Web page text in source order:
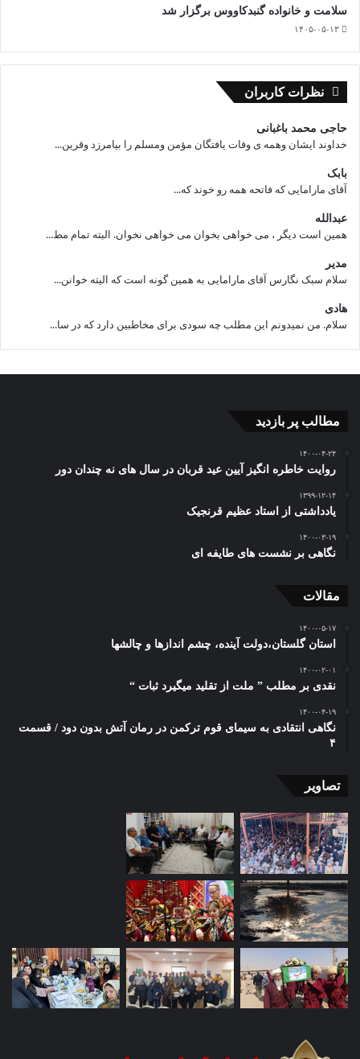
سلامت و خانواده گنبدکاووس برگزار شد
۱۴۰۵-۰۵-۱۳
نظرات کاربران
حاجی محمد باغبانی
خداوند ایشان وهمه ی وفات یافتگان مؤمن ومسلم را بیامرزد وقرین...
بابک
آقای مارامایی که فاتحه همه رو خوند که...
عبدالله
همین است دیگر ، می خواهی بخوان می خواهی نخوان. البته تمام مط...
مدیر
سلام سبک نگارس آقای مارامایی به همین گونه است که الیته خوانن...
هادی
سلام. من نمیدونم این مطلب چه سودی برای مخاطبین دارد که در سا...
مطالب پر بازدید
۱۴۰۰-۰۴-۲۴
روایت خاطره انگیز آیین عید قربان در سال های نه چندان دور
۱۳۹۹-۱۲-۱۴
یادداشتی از استاد عظیم قرنجیک
۱۴۰۰-۰۳-۱۹
نگاهی بر نشست های طایفه ای
مقالات
۱۴۰۰-۰۵-۱۷
استان گلستان،دولت آینده، چشم اندازها و چالشها
۱۴۰۰-۰۲-۰۱
نقدی بر مطلب ” ملت از تقلید میگیرد ثبات “
۱۴۰۰-۰۴-۱۹
نگاهی انتقادی به سیمای قوم ترکمن در رمان آتش بدون دود / قسمت
۴
تصاویر